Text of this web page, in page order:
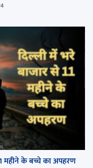
महीने के बच्चे का अपहरण